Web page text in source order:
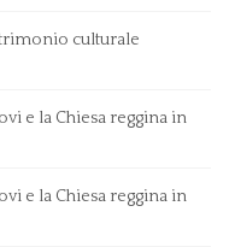
culturale
e la Chiesa reggina in
e la Chiesa reggina in